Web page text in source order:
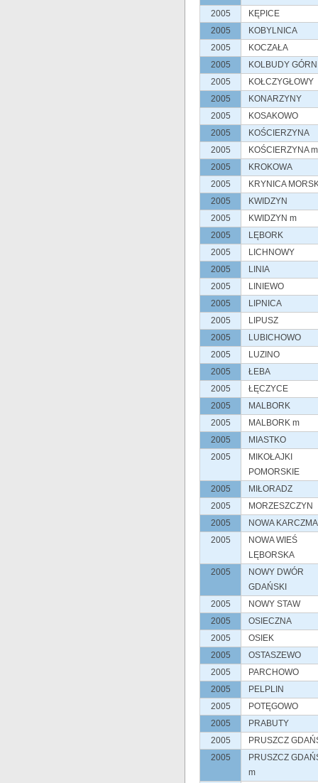
2005
KĘPICE
2005
KOBYLNICA
2005
KOCZAŁA
2005
KOLBUDY
2005
KOŁCZYGŁOWY
2005
KONARZYNY
2005
KOSAKOWO
2005
KOŚCIERZYNA
2005
KOŚCIERZYNA m
2005
KROKOWA
2005
KRYNICA
2005
KWIDZYN
2005
KWIDZYN m
2005
LĘBORK
2005
LICHNOWY
2005
LINIA
2005
LINIEWO
2005
LIPNICA
2005
LIPUSZ
2005
LUBICHOWO
2005
LUZINO
2005
ŁEBA
2005
ŁĘCZYCE
2005
MALBORK
2005
MALBORK m
2005
MIASTKO
2005
MIKOŁAJKI
POMORSKIE
2005
MIŁORADZ
2005
MORZESZCZYN
2005
NOWA KARCZMA
2005
NOWA WIEŚ
LĘBORSKA
2005
NOWY DWÓR
GDAŃSKI
2005
NOWY STAW
2005
OSIECZNA
2005
OSIEK
2005
OSTASZEWO
2005
PARCHOWO
2005
PELPLIN
2005
POTĘGOWO
2005
PRABUTY
2005
PRUSZCZ
2005
PRUSZCZ
m